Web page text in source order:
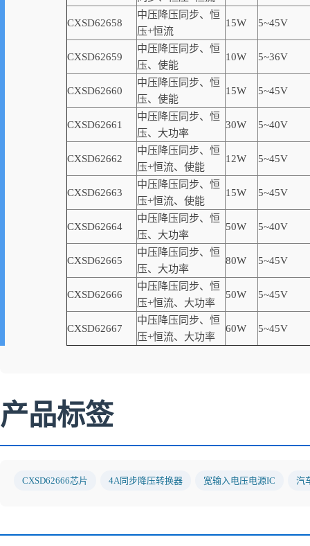
CXSD62658
中压降压同步、恒
压+恒流
15W 5~45V
CXSD62659
中压降压同步、恒
压、使能
10W 5~36V
CXSD62660
中压降压同步、恒
压、使能
15W 5~45V
CXSD62661
中压降压同步、恒
压、大功率
30W 5~40V
CXSD62662
中压降压同步、恒
压+恒流、使能
12W 5~45V
CXSD62663
中压降压同步、恒
压+恒流、使能
15W 5~45V
CXSD62664
中压降压同步、恒
压、大功率
50W 5~40V
CXSD62665
中压降压同步、恒
压、大功率
80W 5~45V
CXSD62666
中压降压同步、恒
压+恒流、大功率
50W 5~45V
CXSD62667
中压降压同步、恒
压+恒流、大功率
60W 5~45V
产品标签
CXSD62666芯片 4A同步降压转换器 宽输入电压电源IC 汽